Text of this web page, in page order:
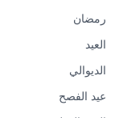
رمضان
العيد
الديوالي
عيد الفصح